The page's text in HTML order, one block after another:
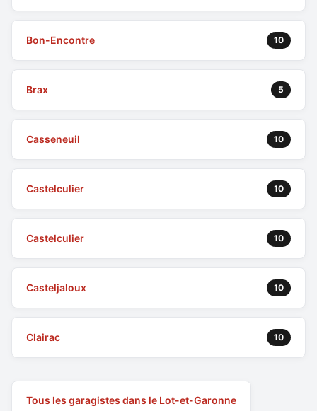
Bon-Encontre 10
Brax 5
Casseneuil 10
Castelculier 10
Castelculier 10
Casteljaloux 10
Clairac 10
Tous les garagistes dans le Lot-et-Garonne